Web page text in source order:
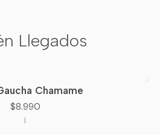
Llegados
Chamame
$8.990
|